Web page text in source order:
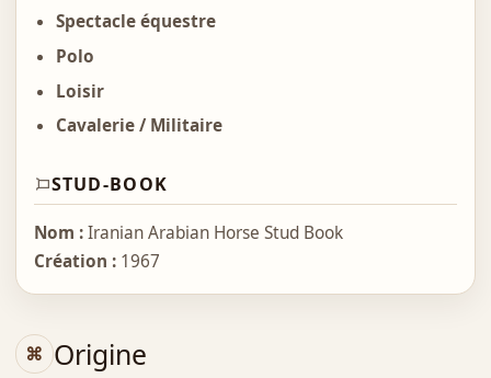
Spectacle équestre
Polo
Loisir
Cavalerie / Militaire
STUD-BOOK
Nom :Iranian Arabian Horse Stud Book
Création :1967
Origine